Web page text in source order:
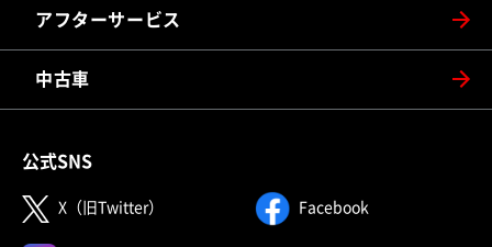
アフターサービス
中古車
公式SNS
X（旧Twitter） （別ウィンドウで開く）Facebook（別ウィンドウ